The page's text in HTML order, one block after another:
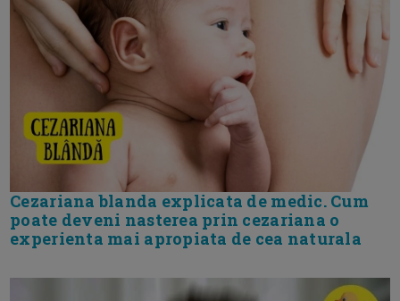
Cezariana blanda explicata de medic. Cum
poate deveni nasterea prin cezariana o
experienta mai apropiata de cea naturala